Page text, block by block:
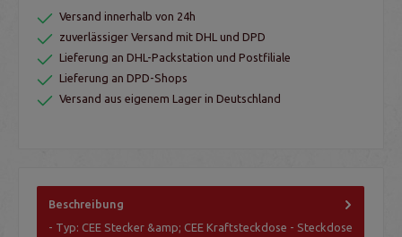
Versand innerhalb von 24h
zuverlässiger Versand mit DHL und DPD
Lieferung an DHL-Packstation und Postfiliale
Lieferung an DPD-Shops
Versand aus eigenem Lager in Deutschland
Beschreibung
- Typ: CEE Stecker &amp; CEE Kraftsteckdose - Steckdose